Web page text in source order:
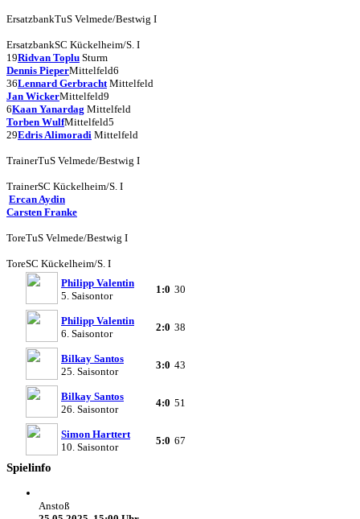
ErsatzbankTuS Velmede/Bestwig I
ErsatzbankSC Kückelheim/S. I
19Ridvan Toplu Sturm
Dennis PieperMittelfeld6
36Lennard Gerbracht Mittelfeld
Jan WickerMittelfeld9
6Kaan Yanardag Mittelfeld
Torben WulfMittelfeld5
29Edris Alimoradi Mittelfeld
TrainerTuS Velmede/Bestwig I
TrainerSC Kückelheim/S. I
Ercan Aydin
Carsten Franke
ToreTuS Velmede/Bestwig I
ToreSC Kückelheim/S. I
Philipp Valentin
5. Saisontor
1:0 30
Philipp Valentin
6. Saisontor
2:0 38
Bilkay Santos
25. Saisontor
3:0 43
Bilkay Santos
26. Saisontor
4:0 51
Simon Harttert
10. Saisontor
5:0 67
Spielinfo
Anstoß